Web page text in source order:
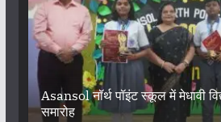
Asansol नॉर्थ पॉइंट स्कूल में मेधावी
समारोह